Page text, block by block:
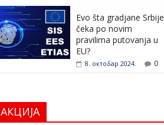
Evo šta gradjane Srbije
čeka po novim
pravilima putovanja u
EU?
8. октобар 2024. 0
АКЦИЈА